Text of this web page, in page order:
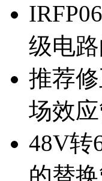
级电路
推荐
场效
48V转
的替